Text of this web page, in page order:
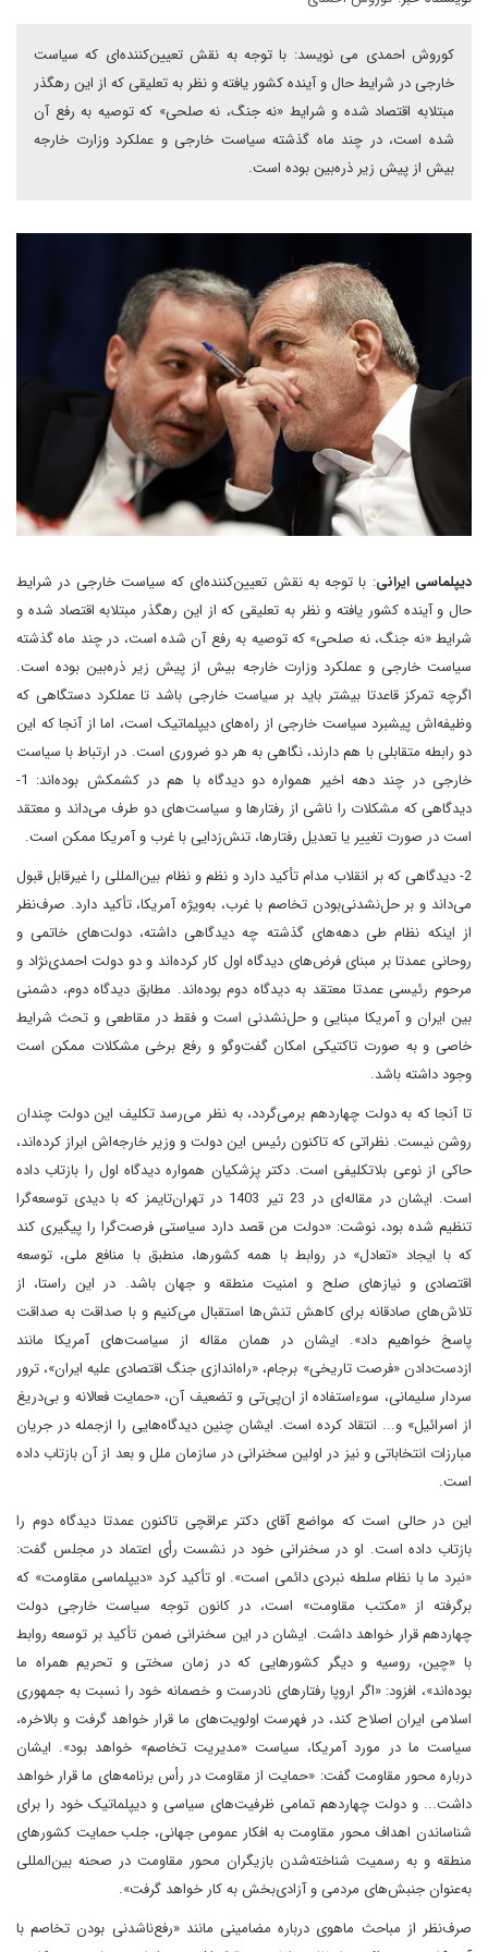
کوروش احمدی می نویسد: با توجه به نقش تعیین‌کننده‌ای که سیاست
خارجی در شرایط حال و آینده کشور یافته و نظر به تعلیقی که از این رهگذر
مبتلابه اقتصاد شده و شرایط «نه جنگ، نه صلحی» که توصیه به رفع آن
شده است، در چند ماه گذشته سیاست خارجی و عملکرد وزارت خارجه
بیش از پیش زیر ذره‌بین بوده‌‌ است.
دیپلماسی ایرانی: با توجه به نقش تعیین‌کننده‌ای که سیاست خارجی در شرایط
حال و آینده کشور یافته و نظر به تعلیقی که از این رهگذر مبتلابه اقتصاد شده و
شرایط «نه جنگ، نه صلحی» که توصیه به رفع آن شده است، در چند ماه گذشته
سیاست خارجی و عملکرد وزارت خارجه بیش از پیش زیر ذره‌بین بوده‌‌ است.
اگرچه تمرکز قاعدتا بیشتر باید بر سیاست خارجی باشد تا عملکرد دستگاهی که
وظیفه‌اش پیشبرد سیاست خارجی از راه‌های دیپلماتیک است، اما از آنجا که این
دو رابطه متقابلی با هم دارند، نگاهی به هر دو ضروری است. در ارتباط با سیاست
خارجی در چند دهه اخیر همواره دو دیدگاه با هم در کشمکش بوده‌اند: 1-
دیدگاهی که مشکلات را ناشی از رفتارها و سیاست‌‌های دو طرف می‌داند و معتقد
است ‌در صورت تغییر یا تعدیل رفتارها، تنش‌زدایی با غرب و آمریکا ممکن است.
2- دیدگاهی که بر انقلاب مدام تأکید دارد و نظم و نظام بین‌المللی را غیرقابل قبول
می‌داند و بر حل‌نشدنی‌بودن تخاصم با غرب، به‌ویژه آمریکا، تأکید دارد. صرف‌نظر
از اینکه نظام طی دهه‌های گذشته چه دیدگاهی داشته، دولت‌های خاتمی و
روحانی عمدتا بر مبنای فرض‌های دیدگاه اول کار کرده‌اند و دو دولت احمدی‌نژاد و
مرحوم رئیسی عمدتا معتقد به دیدگاه دوم بوده‌اند. مطابق دیدگاه دوم، دشمنی
بین ایران و آمریکا مبنایی و ‌حل‌نشدنی است و فقط در مقاطعی و تحث شرایط
خاصی و به صورت تاکتیکی امکان گفت‌وگو و رفع برخی مشکلات ممکن است
وجود داشته باشد.
تا آنجا که به دولت چهاردهم بر‌می‌گردد، به نظر می‌رسد تکلیف این دولت چندان
روشن نیست. نظراتی که تاکنون رئیس این دولت و وزیر خارجه‌اش ابراز کرده‌اند،
حاکی از نوعی بلاتکلیفی است. دکتر پزشکیان همواره دیدگاه اول را بازتاب داده‌
است. ایشان در مقاله‌ای در 23 تیر 1403 در تهران‌تایمز که با دیدی توسعه‌گرا
تنظیم شده بود، نوشت: «دولت من قصد دارد سیاستی فرصت‌گرا را پیگیری کند
که با ایجاد «تعادل» در روابط با همه کشورها، منطبق با منافع ملی، توسعه
اقتصادی و نیازهای صلح و امنیت منطقه‌ و جهان باشد. در این راستا، از
تلاش‌های صادقانه برای کاهش تنش‌ها استقبال می‌کنیم و با صداقت به صداقت
پاسخ خواهیم داد». ایشان در همان مقاله از سیاست‌های آمریکا مانند
ازدست‌دادن «فرصت تاریخی» برجام، «راه‌اندازی جنگ اقتصادی علیه ایران»، ترور
سردار سلیمانی، سوءاستفاده از ان‌پی‌تی و تضعیف آن، «حمایت فعالانه و بی‌دریغ
از اسرائیل» و... انتقاد کرده‌ است. ایشان چنین دیدگاه‌هایی را ازجمله در جریان
مبارزات انتخاباتی و نیز در اولین سخنرانی در سازمان ملل و بعد از آن بازتاب داده‌
است.
این در حالی است که مواضع آقای دکتر عراقچی تاکنون عمدتا دیدگاه دوم را
بازتاب داده‌ است. او در سخنرانی خود در نشست رأی اعتماد در مجلس گفت:
«نبرد ما با نظام سلطه نبردی دائمی است». او تأکید کرد‌ «دیپلماسی مقاومت» که
برگرفته از «مکتب مقاومت» است، در کانون توجه سیاست خارجی دولت
چهاردهم قرار خواهد داشت. ایشان در این سخنرانی ضمن تأکید بر توسعه روابط
با «چین، روسیه و دیگر کشورهایی که در زمان سختی و تحریم همراه ما
بوده‌اند»، افزود: «اگر اروپا رفتارهای نادرست و خصمانه خود را نسبت به جمهوری
اسلامی ایران اصلاح کند، در فهرست اولویت‌های ما قرار خواهد گرفت و بالاخره،
سیاست ما در مورد آمریکا، سیاست «مدیریت تخاصم» خواهد بود». ایشان
درباره محور مقاومت گفت: «حمایت از مقاومت در رأس برنامه‌های ما قرار خواهد
داشت... و دولت چهاردهم‌ تمامی ظرفیت‌های سیاسی و دیپلماتیک خود را برای
شناساندن اهداف محور مقاومت به افکار عمومی جهانی، جلب حمایت کشورهای
منطقه و به رسمیت شناخته‌شدن بازیگران محور مقاومت در صحنه بین‌المللی
به‌عنوان جنبش‌های مردمی و آزادی‌بخش به‌ کار خواهد گرفت».
صرف‌نظر از مباحث ماهوی درباره مضامینی مانند «رفع‌ناشدنی‌ بودن تخاصم با